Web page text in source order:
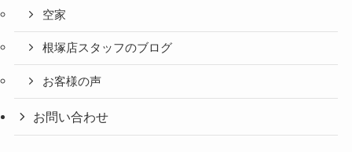
空家
根塚店スタッフのブログ
お客様の声
お問い合わせ